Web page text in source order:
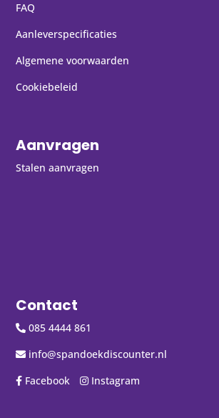
FAQ
Aanleverspecificaties
Algemene voorwaarden
Cookiebeleid
Aanvragen
Stalen aanvragen
Contact
085 4444 861
info@spandoekdiscounter.nl
Facebook
Instagram